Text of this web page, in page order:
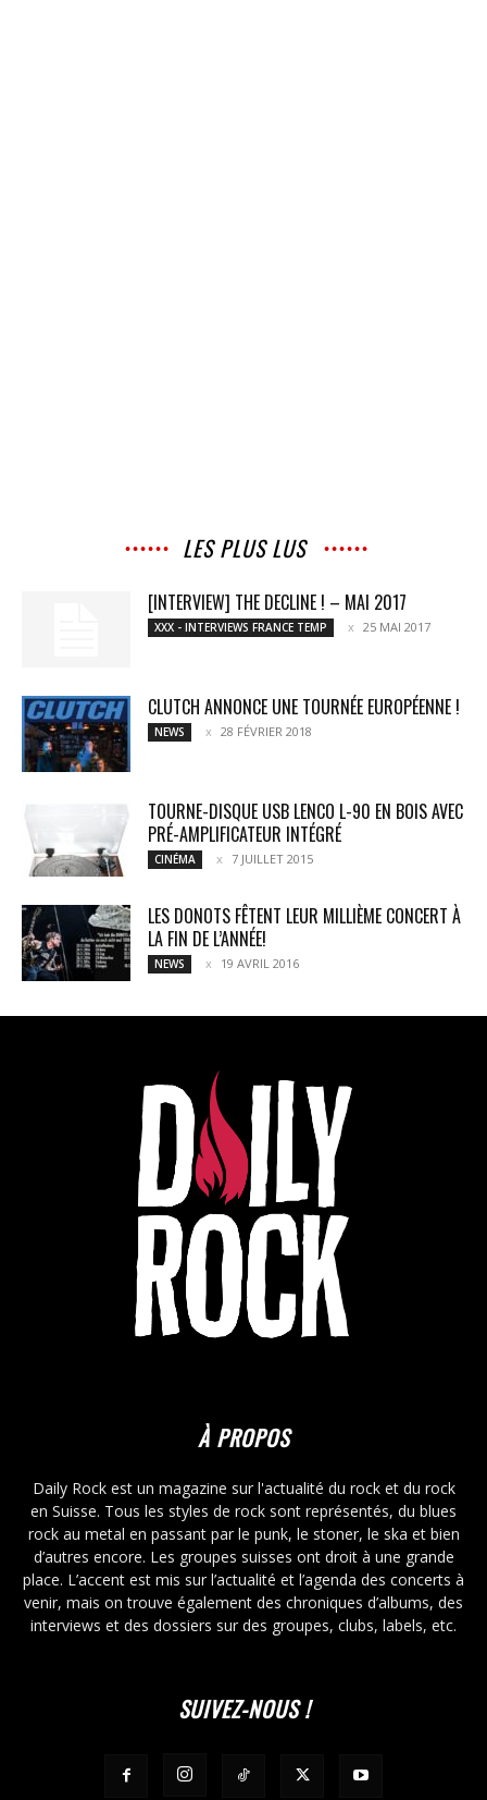
LES PLUS LUS
[INTERVIEW] THE DECLINE ! – MAI 2017
XXX - INTERVIEWS FRANCE TEMP 25 MAI 2017
CLUTCH ANNONCE UNE TOURNÉE EUROPÉENNE !
NEWS 28 FÉVRIER 2018
TOURNE-DISQUE USB LENCO L-90 EN BOIS AVEC
PRÉ-AMPLIFICATEUR INTÉGRÉ
CINÉMA 7 JUILLET 2015
LES DONOTS FÊTENT LEUR MILLIÈME CONCERT À
LA FIN DE L’ANNÉE!
NEWS 19 AVRIL 2016
À PROPOS
Daily Rock est un magazine sur l'actualité du rock et du rock
en Suisse. Tous les styles de rock sont représentés, du blues
rock au metal en passant par le punk, le stoner, le ska et bien
d’autres encore. Les groupes suisses ont droit à une grande
place. L’accent est mis sur l’actualité et l’agenda des concerts à
venir, mais on trouve également des chroniques d’albums, des
interviews et des dossiers sur des groupes, clubs, labels, etc.
SUIVEZ-NOUS !